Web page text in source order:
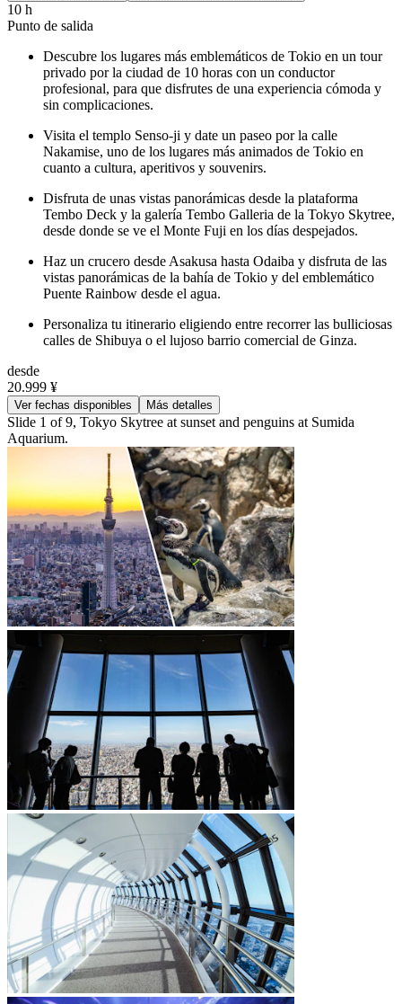
10 h
Punto de salida
Descubre los lugares más emblemáticos de Tokio en un tour
privado por la ciudad de 10 horas con un conductor
profesional, para que disfrutes de una experiencia cómoda y
sin complicaciones.
Visita el templo Senso-ji y date un paseo por la calle
Nakamise, uno de los lugares más animados de Tokio en
cuanto a cultura, aperitivos y souvenirs.
Disfruta de unas vistas panorámicas desde la plataforma
Tembo Deck y la galería Tembo Galleria de la Tokyo Skytree,
desde donde se ve el Monte Fuji en los días despejados.
Haz un crucero desde Asakusa hasta Odaiba y disfruta de las
vistas panorámicas de la bahía de Tokio y del emblemático
Puente Rainbow desde el agua.
Personaliza tu itinerario eligiendo entre recorrer las bulliciosas
calles de Shibuya o el lujoso barrio comercial de Ginza.
desde
20.999 ¥
Ver fechas disponibles Más detalles
Slide 1 of 9, Tokyo Skytree at sunset and penguins at Sumida
Aquarium.